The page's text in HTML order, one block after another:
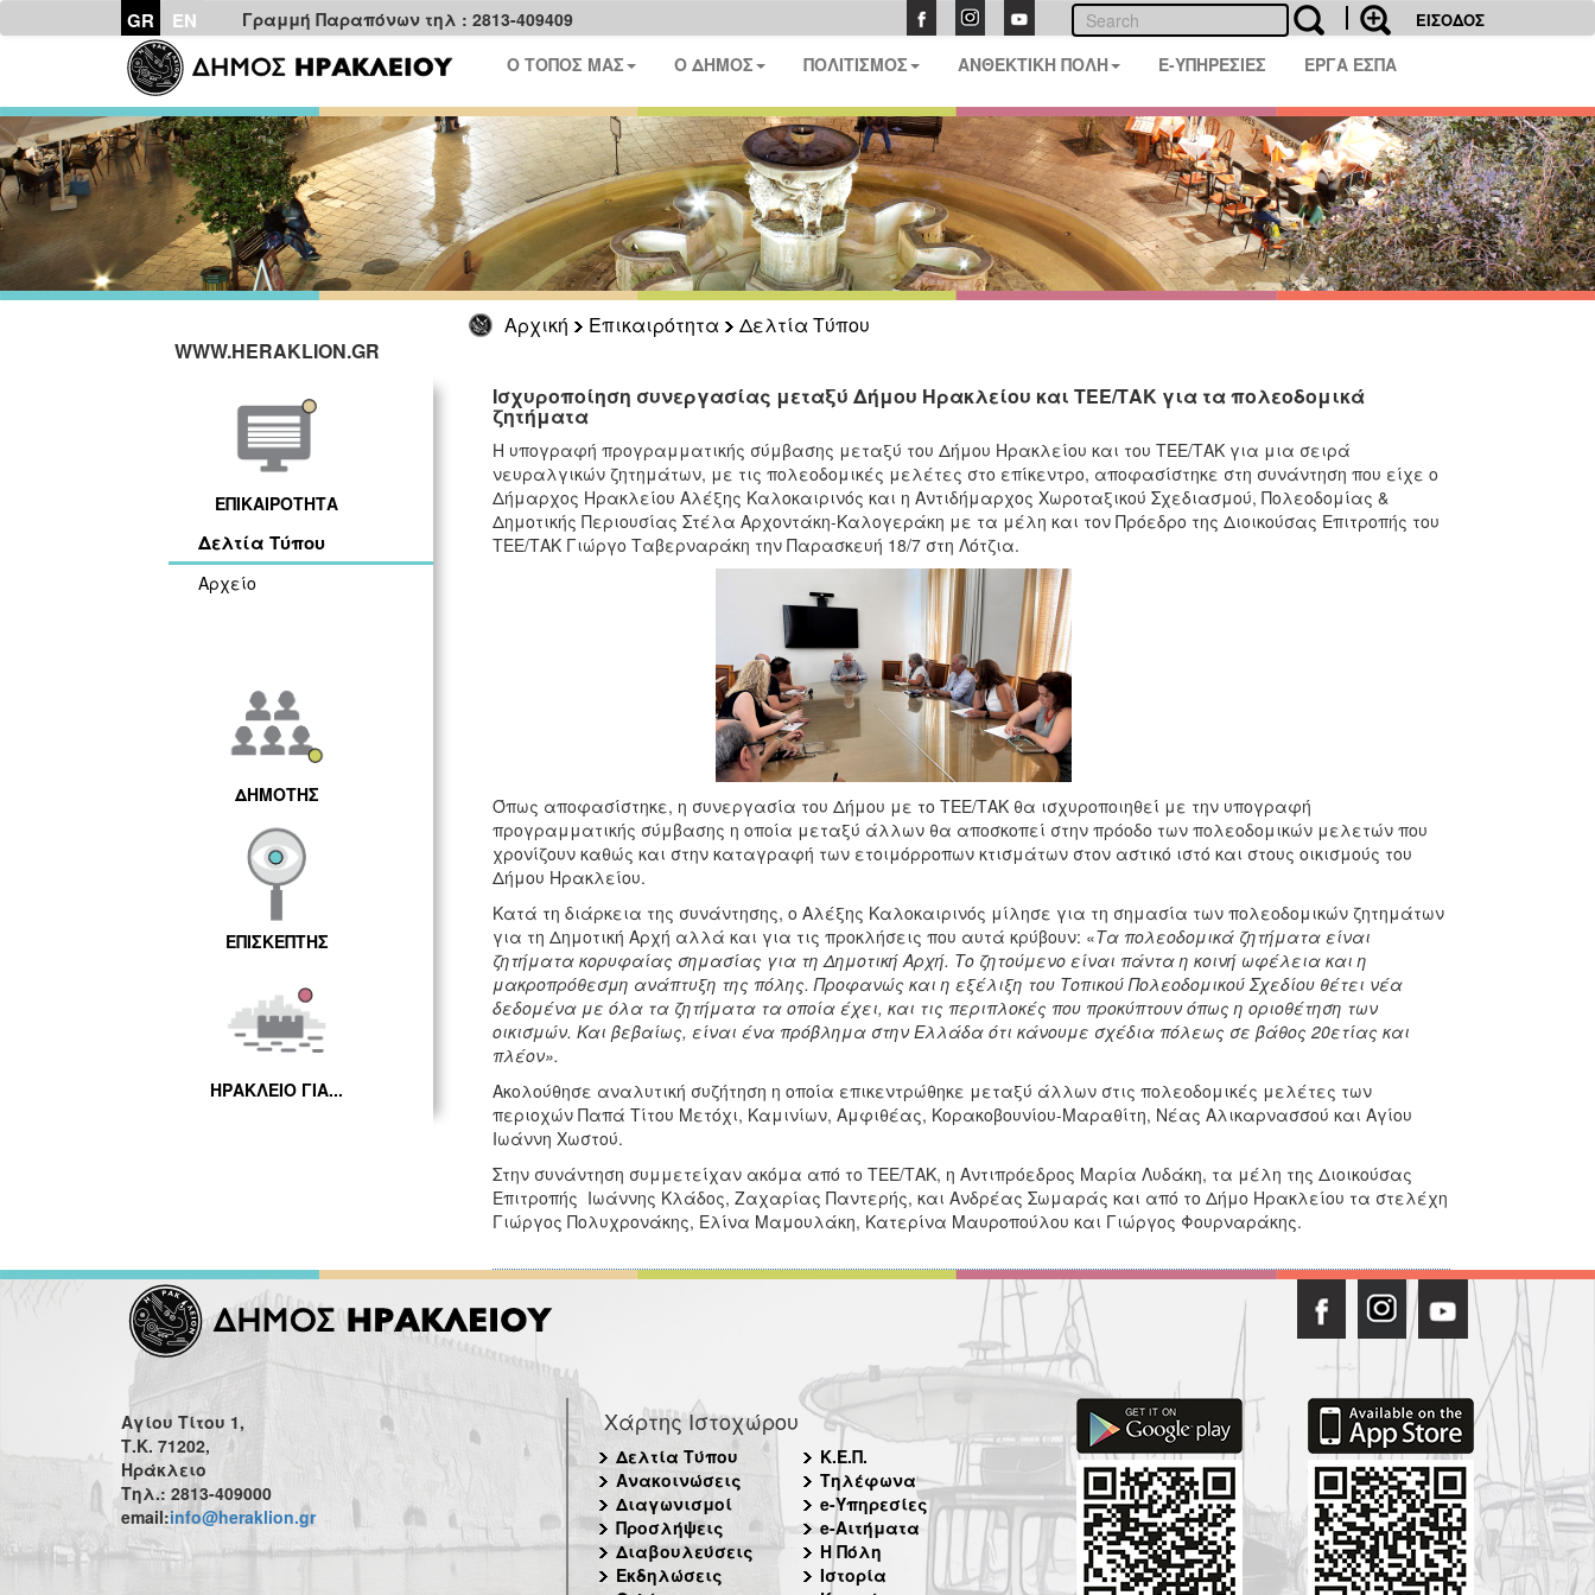
GR EN Γραμμή Παραπόνων τηλ : 2813-409409 ΕΙΣΟΔΟΣ
Ο ΤΟΠΟΣ ΜΑΣ Ο ΔΗΜΟΣ ΠΟΛΙΤΙΣΜΟΣ ΑΝΘΕΚΤΙΚΗ ΠΟΛΗ E-ΥΠΗΡΕΣΙΕΣ ΕΡΓΑ ΕΣΠΑ
Αρχική Επικαιρότητα
Δελτία Τύπου
WWW.HERAKLION.GR
ΕΠΙΚΑΙΡΟΤΗΤΑ
Δελτία Τύπου
Αρχείο
ΔΗΜΟΤΗΣ
ΕΠΙΣΚΕΠΤΗΣ
ΗΡΑΚΛΕΙΟ ΓΙΑ...
Ισχυροποίηση συνεργασίας μεταξύ Δήμου Ηρακλείου και ΤΕΕ/ΤΑΚ για τα πολεοδομικά
ζητήματα
Η υπογραφή προγραμματικής σύμβασης μεταξύ του Δήμου Ηρακλείου και του ΤΕΕ/ΤΑΚ για μια σειρά
νευραλγικών ζητημάτων, με τις πολεοδομικές μελέτες στο επίκεντρο, αποφασίστηκε στη συνάντηση που είχε ο
Δήμαρχος Ηρακλείου Αλέξης Καλοκαιρινός και η Αντιδήμαρχος Χωροταξικού Σχεδιασμού, Πολεοδομίας &
Δημοτικής Περιουσίας Στέλα Αρχοντάκη-Καλογεράκη με τα μέλη και τον Πρόεδρο της Διοικούσας Επιτροπής του
ΤΕΕ/ΤΑΚ Γιώργο Ταβερναράκη την Παρασκευή 18/7 στη Λότζια.
Όπως αποφασίστηκε, η συνεργασία του Δήμου με το ΤΕΕ/ΤΑΚ θα ισχυροποιηθεί με την υπογραφή
προγραμματικής σύμβασης η οποία μεταξύ άλλων θα αποσκοπεί στην πρόοδο των πολεοδομικών μελετών που
χρονίζουν καθώς και στην καταγραφή των ετοιμόρροπων κτισμάτων στον αστικό ιστό και στους οικισμούς του
Δήμου Ηρακλείου.
Κατά τη διάρκεια της συνάντησης, ο Αλέξης Καλοκαιρινός μίλησε για τη σημασία των πολεοδομικών ζητημάτων
για τη Δημοτική Αρχή αλλά και για τις προκλήσεις που αυτά κρύβουν: «Τα πολεοδομικά ζητήματα είναι
ζητήματα κορυφαίας σημασίας για τη Δημοτική Αρχή. Το ζητούμενο είναι πάντα η κοινή ωφέλεια και η
μακροπρόθεσμη ανάπτυξη της πόλης. Προφανώς και η εξέλιξη του Τοπικού Πολεοδομικού Σχεδίου θέτει νέα
δεδομένα με όλα τα ζητήματα τα οποία έχει, και τις περιπλοκές που προκύπτουν όπως η οριοθέτηση των
οικισμών. Και βεβαίως, είναι ένα πρόβλημα στην Ελλάδα ότι κάνουμε σχέδια πόλεως σε βάθος 20ετίας και
πλέον».
Ακολούθησε αναλυτική συζήτηση η οποία επικεντρώθηκε μεταξύ άλλων στις πολεοδομικές μελέτες των
περιοχών Παπά Τίτου Μετόχι, Καμινίων, Αμφιθέας, Κορακοβουνίου-Μαραθίτη, Νέας Αλικαρνασσού και Αγίου
Ιωάννη Χωστού.
Στην συνάντηση συμμετείχαν ακόμα από το ΤΕΕ/ΤΑΚ, η Αντιπρόεδρος Μαρία Λυδάκη, τα μέλη της Διοικούσας
Επιτροπής Ιωάννης Κλάδος, Ζαχαρίας Παντερής, και Ανδρέας Σωμαράς και από το Δήμο Ηρακλείου τα στελέχη
Γιώργος Πολυχρονάκης, Ελίνα Μαμουλάκη, Κατερίνα Μαυροπούλου και Γιώργος Φουρναράκης.
Αγίου Τίτου 1,
Τ.Κ. 71202,
Ηράκλειο
Τηλ.: 2813-409000
email:info@heraklion.gr
Χάρτης Ιστοχώρου
Δελτία Τύπου
Ανακοινώσεις
Διαγωνισμοί
Προσλήψεις
Διαβουλεύσεις
Εκδηλώσεις
Κ.Ε.Π.
Τηλέφωνα
e-Υπηρεσίες
e-Αιτήματα
Η Πόλη
Ιστορία